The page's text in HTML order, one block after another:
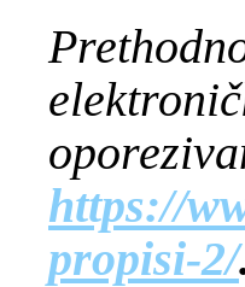
https://
propisi-2/